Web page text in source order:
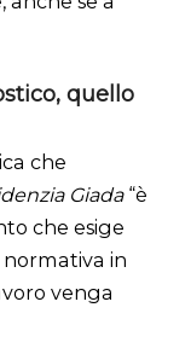
quello
che
Giada“è
che esige
in
venga